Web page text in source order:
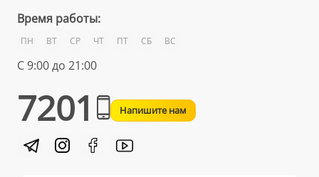
Время работы:
ПН ВТ СР ЧТ ПТ СБ ВС
С 9:00 до 21:00
7201 Напишите нам